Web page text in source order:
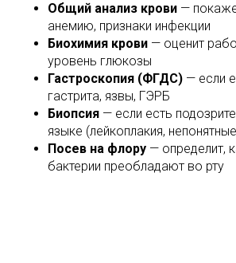
Общий анализ крови —
анемию, признаки инфекции
Биохимия крови — оценит
уровень глюкозы
Гастроскопия (ФГДС) — если
гастрита, язвы, ГЭРБ
Биопсия — если есть
языке (лейкоплакия,
Посев на флору — определит,
бактерии преобладают во рту